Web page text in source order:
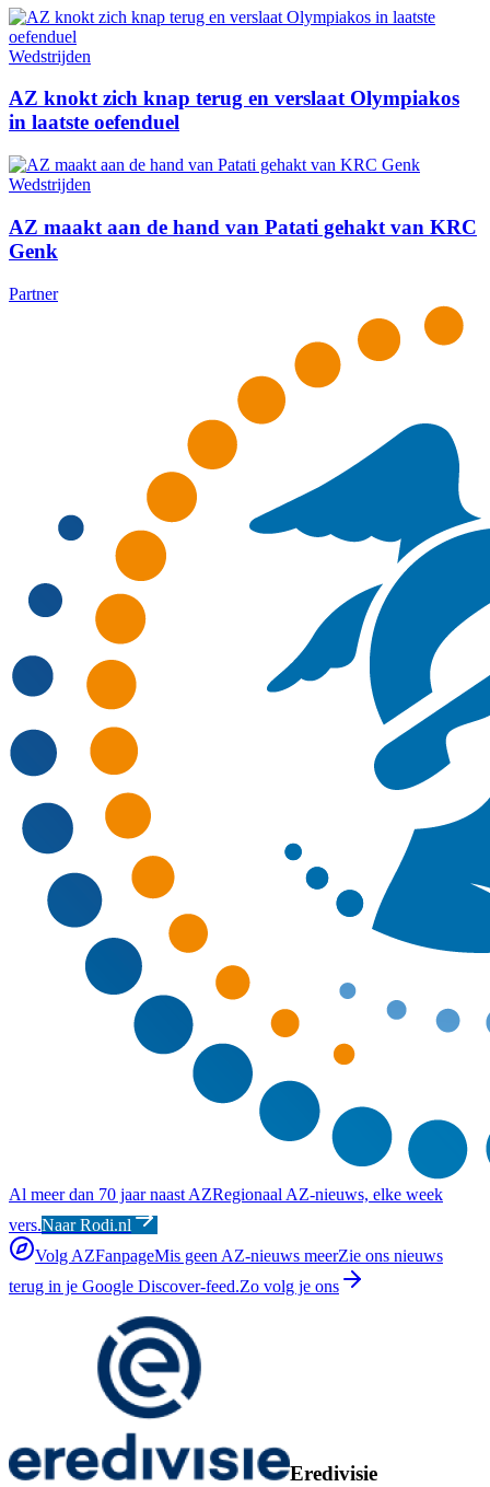
Wedstrijden
AZ knokt zich knap terug en verslaat Olympiakos
in laatste oefenduel
Wedstrijden
AZ maakt aan de hand van Patati gehakt van KRC
Genk
Partner
Al meer dan 70 jaar naast AZRegionaal AZ-nieuws, elke week
vers.Naar Rodi.nl
Volg AZFanpageMis geen AZ-nieuws meerZie ons nieuws
terug in je Google Discover-feed.Zo volg je ons
Eredivisie